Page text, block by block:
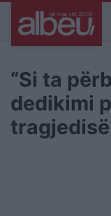
“Si ta
dedikimi